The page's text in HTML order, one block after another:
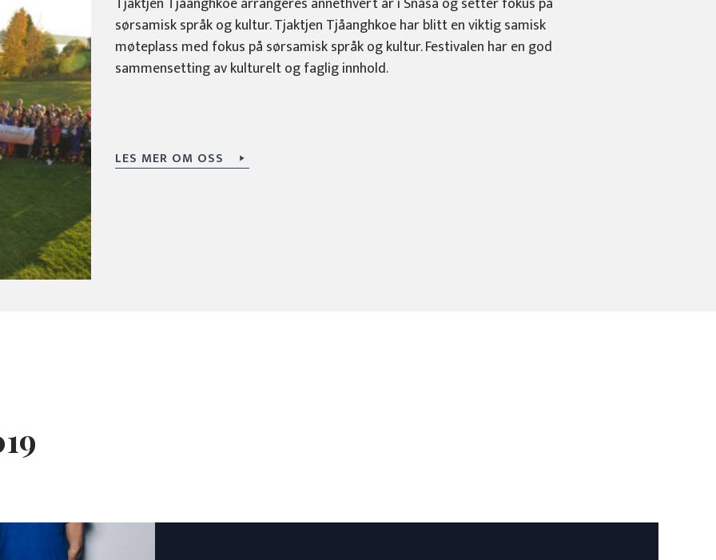
sørsamisk språk og kultur. Tjaktjen Tjåanghkoe har blitt en viktig samisk
møteplass med fokus på sørsamisk språk og kultur. Festivalen har en god
sammensetting av kulturelt og faglig innhold.
LES MER OM OSS